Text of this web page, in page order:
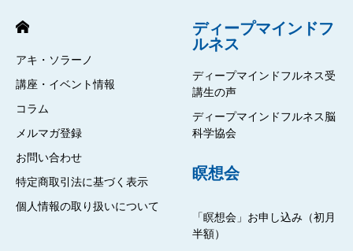
アキ・ソラーノ
講座・イベント情報
コラム
メルマガ登録
お問い合わせ
特定商取引法に基づく表示
個人情報の取り扱いについて
ディープマインドフ
ルネス
ディープマインドフルネス受
講生の声
ディープマインドフルネス脳
科学協会
瞑想会
「瞑想会」お申し込み（初月
半額）